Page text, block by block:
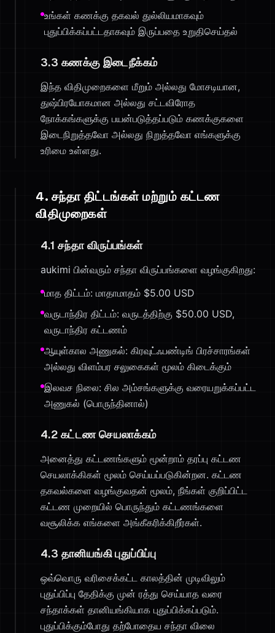
உங்கள் கணக்கு தகவல் துல்லியமாகவும்
புதுப்பிக்கப்பட்டதாகவும் இருப்பதை உறுதிசெய்தல்
3.3 கணக்கு இடைநீக்கம்
இந்த விதிமுறைகளை மீறும் அல்லது மோசடியான,
துஷ்பிரயோகமான அல்லது சட்டவிரோத
நோக்கங்களுக்கு பயன்படுத்தப்படும் கணக்குகளை
இடைநிறுத்தவோ அல்லது நிறுத்தவோ எங்களுக்கு
உரிமை உள்ளது.
4. சந்தா திட்டங்கள் மற்றும் கட்டண
விதிமுறைகள்
4.1 சந்தா விருப்பங்கள்
aukimi பின்வரும் சந்தா விருப்பங்களை வழங்குகிறது:
மாத திட்டம்: மாதாமாதம் $5.00 USD
வருடாந்திர திட்டம்: வருடத்திற்கு $50.00 USD,
வருடாந்திர கட்டணம்
ஆயுள்கால அணுகல்: கிரவுட்ஃபண்டிங் பிரச்சாரங்கள்
அல்லது விளம்பர சலுகைகள் மூலம் கிடைக்கும்
இலவச நிலை: சில அம்சங்களுக்கு வரையறுக்கப்பட்ட
அணுகல் (பொருந்தினால்)
4.2 கட்டண செயலாக்கம்
அனைத்து கட்டணங்களும் மூன்றாம் தரப்பு கட்டண
செயலாக்கிகள் மூலம் செய்யப்படுகின்றன. கட்டண
தகவல்களை வழங்குவதன் மூலம், நீங்கள் குறிப்பிட்ட
கட்டண முறையில் பொருந்தும் கட்டணங்களை
வசூலிக்க எங்களை அங்கீகரிக்கிறீர்கள்.
4.3 தானியங்கி புதுப்பிப்பு
ஒவ்வொரு வரிசைக்கட்ட காலத்தின் முடிவிலும்
புதுப்பிப்பு தேதிக்கு முன் ரத்து செய்யாத வரை
சந்தாக்கள் தானியங்கியாக புதுப்பிக்கப்படும்.
புதுப்பிக்கும்போது தற்போதைய சந்தா விலை